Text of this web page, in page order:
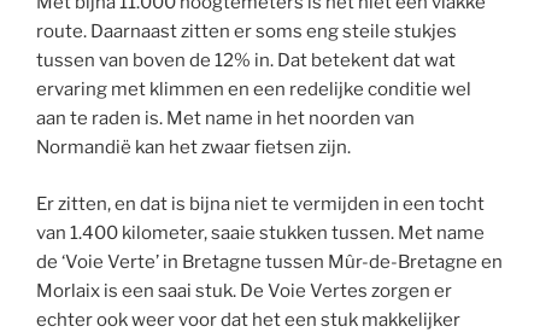
route. Daarnaast zitten er soms eng steile stukjes
tussen van boven de 12% in. Dat betekent dat wat
ervaring met klimmen en een redelijke conditie wel
aan te raden is. Met name in het noorden van
Normandië kan het zwaar fietsen zijn.
Er zitten, en dat is bijna niet te vermijden in een tocht
van 1.400 kilometer, saaie stukken tussen. Met name
de ‘Voie Verte’ in Bretagne tussen Mûr-de-Bretagne en
Morlaix is een saai stuk. De Voie Vertes zorgen er
echter ook weer voor dat het een stuk makkelijker